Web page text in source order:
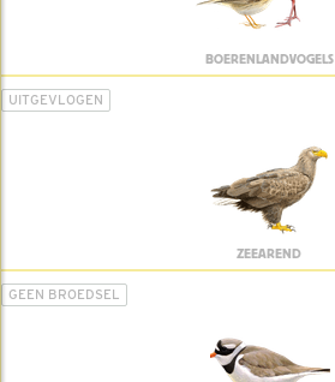
BOERENLANDVOGELS
UITGEVLOGEN
ZEEAREND
GEEN BROEDSEL